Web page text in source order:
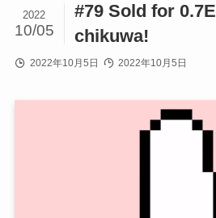
#79 Sold for
chikuwa!
2022
10/05
2022年10月5日 2022年10月5日